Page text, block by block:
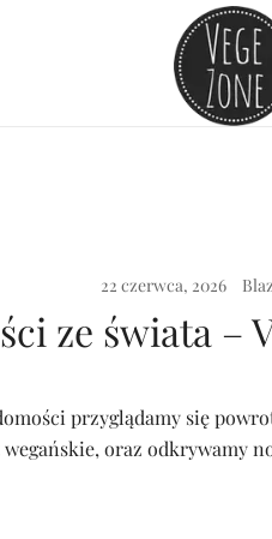
22 czerwca, 2026
ze świata –
przyglądamy się
oraz odkrywamy